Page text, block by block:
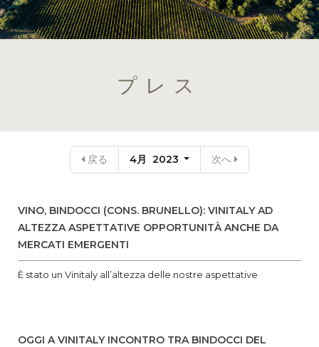
プレス
戻る 4月 2023 次へ
VINO, BINDOCCI (CONS. BRUNELLO): VINITALY AD
ALTEZZA ASPETTATIVE OPPORTUNITÀ ANCHE DA
MERCATI EMERGENTI
È stato un Vinitaly all’altezza delle nostre aspettative
OGGI A VINITALY INCONTRO TRA BINDOCCI DEL